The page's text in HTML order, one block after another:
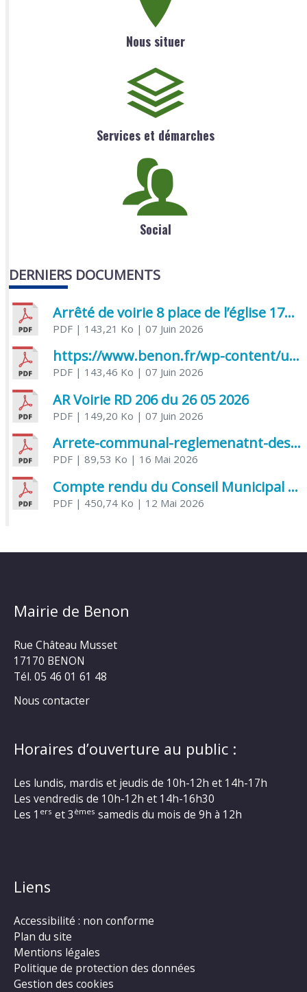
Nous situer
Services et démarches
Social
DERNIERS DOCUMENTS
Arrêté de voirie 8 place de l’église 17170 Benon
PDF| 143,21 Ko | 07 Juin 2026
https://www.benon.fr/wp-content/uploads/2026/06/AR-Voirie-Chemin-de-Lafond-du-26-05-2026.pdf
PDF| 143,46 Ko | 07 Juin 2026
AR Voirie RD 206 du 26 05 2026
PDF| 149,20 Ko | 07 Juin 2026
Arrete-communal-reglemenatnt-des-bruits-de-voisinage-et-des-activites-bruyantes
PDF| 89,53 Ko | 16 Mai 2026
Compte rendu du Conseil Municipal du 06 mai 2026
PDF| 450,74 Ko | 12 Mai 2026
Mairie de Benon
Rue Château Musset
17170 BENON
Tél. 05 46 01 61 48
Nous contacter
Horaires d’ouverture au public :
Les lundis, mardis et jeudis de 10h-12h et 14h-17h
Les vendredis de 10h-12h et 14h-16h30
Les 1 ers et 3 èmes samedis du mois de 9h à 12h
Liens
Accessibilité : non conforme
Plan du site
Mentions légales
Politique de protection des données
Gestion des cookies